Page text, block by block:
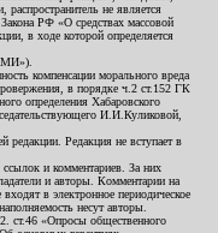
не является
РФ «О средствах массовой
в ходе которой определяется
компенсации морального вреда
в порядке ч.2 ст.152 ГК
определения Хабаровского
И.И.Куликовой,
редакции. Редакция не вступает в
ссылок и комментариев. За них
и авторы. Комментарии на
в электронное периодическое
несут авторы.
ст.46 «Опросы общественного